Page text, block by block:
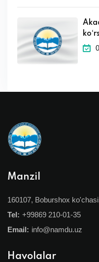
Manzil
160107, Boburshox
Tel: +99869 210-01-35
Email: info@namdu.uz
Havolalar